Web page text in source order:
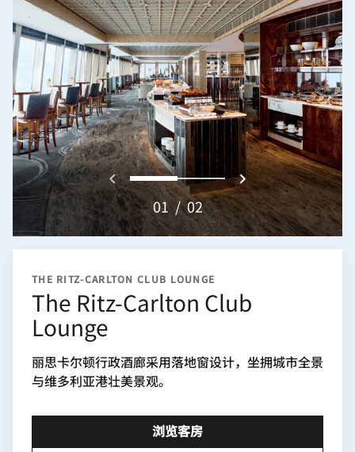
上一页
0 1 下一页}
01/02
THE RITZ-CARLTON CLUB LOUNGE
The Ritz-Carlton Club
Lounge
丽思卡尔顿行政酒廊采用落地窗设计，坐拥城市全景
与维多利亚港壮美景观。
浏览客房